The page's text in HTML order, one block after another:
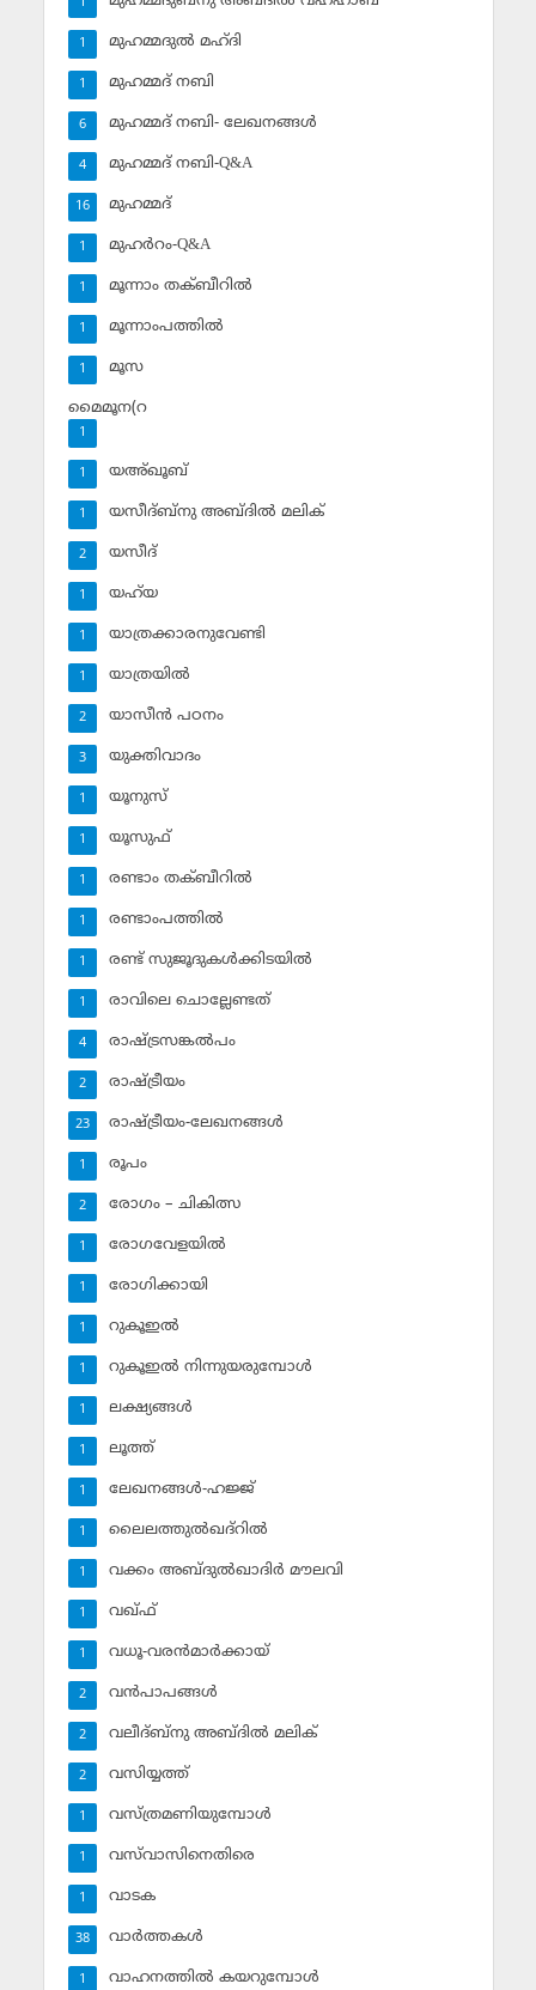
1
മുഹമ്മദുല്‍ മഹ്ദി
1
മുഹമ്മദ് നബി
1
മുഹമ്മദ് നബി- ലേഖനങ്ങള്‍
6
മുഹമ്മദ് നബി-Q&A
4
മുഹമ്മദ്‌
16
മുഹര്‍റം-Q&A
1
മൂന്നാം തക്ബീറില്‍
1
മൂന്നാംപത്തില്‍
1
മൂസ
1
മൈമൂന(റ
1
യഅ്ഖൂബ്‌
1
യസീദ്ബ്‌നു അബ്ദില്‍ മലിക്‌
1
യസീദ്‌
2
യഹ്‌യ
1
യാത്രക്കാരനുവേണ്ടി
1
യാത്രയില്‍
1
യാസീന്‍ പഠനം
2
യുക്തിവാദം
3
യൂനുസ്‌
1
യൂസുഫ്‌
1
രണ്ടാം തക്ബീറില്‍
1
രണ്ടാംപത്തില്‍
1
രണ്ട് സുജൂദുകള്‍ക്കിടയില്‍
1
രാവിലെ ചൊല്ലേണ്ടത്
1
രാഷ്ട്രസങ്കല്‍പം
4
രാഷ്ട്രീയം
2
രാഷ്ട്രീയം-ലേഖനങ്ങള്‍
23
രൂപം
1
രോഗം – ചികിത്സ
2
രോഗവേളയില്‍
1
രോഗിക്കായി
1
റുകൂഇല്‍
1
റുകൂഇല്‍ നിന്നുയരുമ്പോള്‍
1
ലക്ഷ്യങ്ങള്‍
1
ലൂത്ത്‌
1
ലേഖനങ്ങള്‍-ഹജ്ജ്‌
1
ലൈലത്തുല്‍ഖദ്‌റില്‍
1
വക്കം അബ്ദുല്‍ഖാദിര്‍ മൗലവി
1
വഖ്ഫ്
1
വധൂ-വരന്‍മാര്‍ക്കായ്
1
വന്‍പാപങ്ങള്‍
2
വലീദ്ബ്‌നു അബ്ദില്‍ മലിക്‌
2
വസിയ്യത്ത്‌
2
വസ്ത്രമണിയുമ്പോള്‍
1
വസ്‌വാസിനെതിരെ
1
വാടക
1
വാര്‍ത്തകള്‍
38
വാഹനത്തില്‍ കയറുമ്പോള്‍
1